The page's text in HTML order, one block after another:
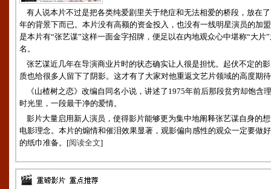
有人说本片不过是把各类纯爱剧里关于绝症和无法相爱的桥段，放在
年的背景下而已。本片没有高额的资金投入，也没有一线明星演员的加
是本片有“张艺谋”这样一面金字招牌，便足以在内地观众心中堪称“大片
名。
张艺谋近几年在导演商业片时的状态确实让人很是担忧。起伏不定的
质也给很多人留下了阴影。这才有了大家对他重返文艺片领域的高度期
《山楂树之恋》改编自同名小说，讲述了1975年前后那段贫穷却饱含
时光里，一段最干净的爱情。
影片大量启用新人演员，使得影片能够更为集中地阐释张艺谋自身的
电影理念。本片的煽情和催泪效果显著，观影偏向感性的观众一定要做
的纸巾准备。[阅读全文]